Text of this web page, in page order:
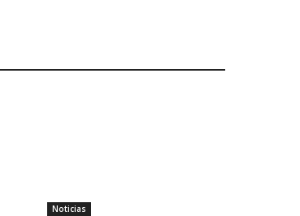
Noticias